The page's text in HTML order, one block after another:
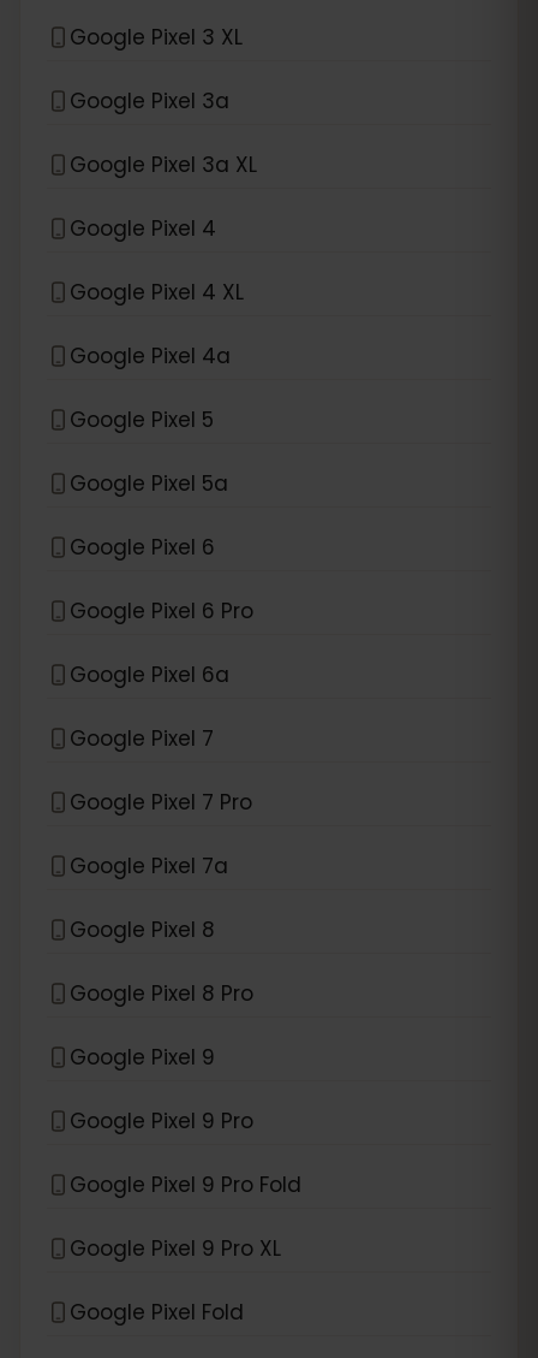
Google Pixel 3 XL
Google Pixel 3a
Google Pixel 3a XL
Google Pixel 4
Google Pixel 4 XL
Google Pixel 4a
Google Pixel 5
Google Pixel 5a
Google Pixel 6
Google Pixel 6 Pro
Google Pixel 6a
Google Pixel 7
Google Pixel 7 Pro
Google Pixel 7a
Google Pixel 8
Google Pixel 8 Pro
Google Pixel 9
Google Pixel 9 Pro
Google Pixel 9 Pro Fold
Google Pixel 9 Pro XL
Google Pixel Fold